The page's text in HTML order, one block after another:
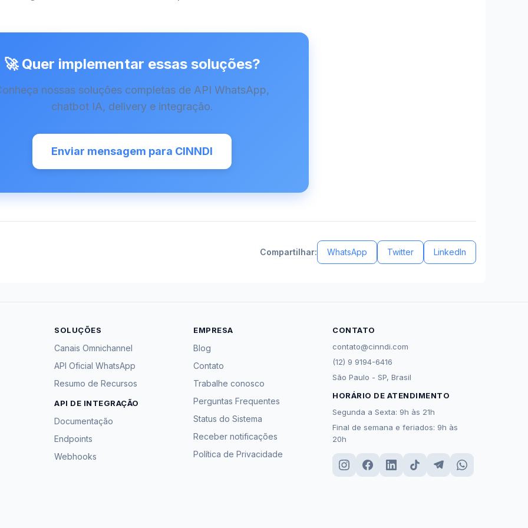
🚀 Quer implementar essas soluções?
nossas soluções completas de API WhatsApp,
chatbot IA, delivery e integração.
Enviar mensagem para CINNDI
Compartilhar: WhatsApp Twitter LinkedIn
SOLUÇÕES
Canais Omnichannel
API Oficial WhatsApp
Resumo de Recursos
API DE INTEGRAÇÃO
Documentação
Endpoints
Webhooks
EMPRESA
Blog
Contato
Trabalhe conosco
Perguntas Frequentes
Status do Sistema
Receber notificações
Política de Privacidade
CONTATO
contato@cinndi.com
(12) 9 9194-6416
São Paulo - SP, Brasil
HORÁRIO DE ATENDIMENTO
Segunda a Sexta: 9h às 21h
Final de semana e feriados: 9h às
20h